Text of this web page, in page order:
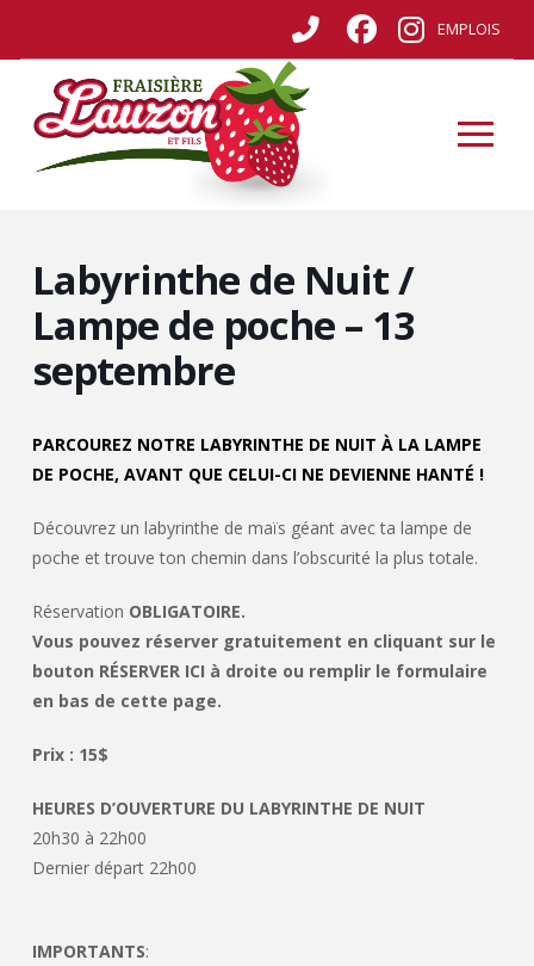
EMPLOIS
Labyrinthe de Nuit /
Lampe de poche – 13
septembre
PARCOUREZ NOTRE LABYRINTHE DE NUIT À LA LAMPE
DE POCHE, AVANT QUE CELUI-CI NE DEVIENNE HANTÉ !
Découvrez un labyrinthe de maïs géant avec ta lampe de
poche et trouve ton chemin dans l’obscurité la plus totale.
Réservation OBLIGATOIRE.
Vous pouvez réserver gratuitement en cliquant sur le
bouton RÉSERVER ICI à droite ou remplir le formulaire
en bas de cette page.
Prix : 15$
HEURES D’OUVERTURE DU LABYRINTHE DE NUIT
20h30 à 22h00
Dernier départ 22h00
IMPORTANTS: